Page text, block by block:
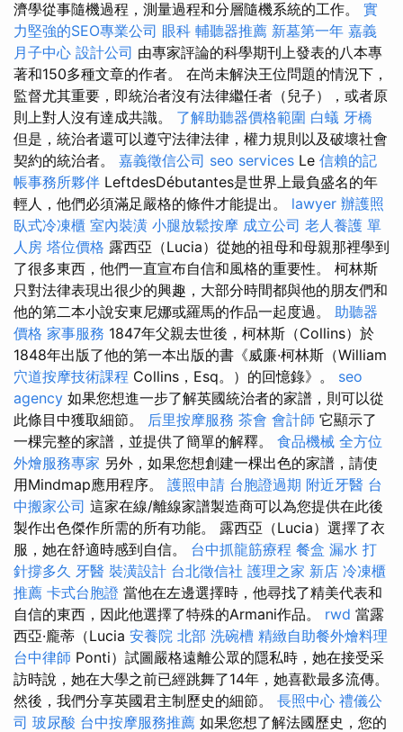
濟學從事隨機過程，測量過程和分層隨機系統的工作。 實
力堅強的SEO專業公司 眼科 輔聽器推薦 新墓第一年 嘉義
月子中心 設計公司 由專家評論的科學期刊上發表的八本專
著和150多種文章的作者。 在尚未解決王位問題的情況下，
監督尤其重要，即統治者沒有法律繼任者（兒子），或者原
則上對人沒有達成共識。 了解助聽器價格範圍 白蟻 牙橋
但是，統治者還可以遵守法律法律，權力規則以及破壞社會
契約的統治者。 嘉義徵信公司 seo services Le 信賴的記
帳事務所夥伴 LeftdesDébutantes是世界上最負盛名的年
輕人，他們必須滿足嚴格的條件才能提出。 lawyer 辦護照
臥式冷凍櫃 室內裝潢 小腿放鬆按摩 成立公司 老人養護 單
人房 塔位價格 露西亞（Lucia）從她的祖母和母親那裡學到
了很多東西，他們一直宣布自信和風格的重要性。 柯林斯
只對法律表現出很少的興趣，大部分時間都與他的朋友們和
他的第二本小說安東尼娜或羅馬的作品一起度過。 助聽器
價格 家事服務 1847年父親去世後，柯林斯（Collins）於
1848年出版了他的第一本出版的書《威廉·柯林斯（William
穴道按摩技術課程 Collins，Esq。）的回憶錄》。 seo
agency 如果您想進一步了解英國統治者的家譜，則可以從
此條目中獲取細節。 后里按摩服務 茶會 會計師 它顯示了
一棵完整的家譜，並提供了簡單的解釋。 食品機械 全方位
外燴服務專家 另外，如果您想創建一棵出色的家譜，請使
用Mindmap應用程序。 護照申請 台胞證過期 附近牙醫 台
中搬家公司 這家在線/離線家譜製造商可以為您提供在此後
製作出色傑作所需的所有功能。 露西亞（Lucia）選擇了衣
服，她在舒適時感到自信。 台中抓龍筋療程 餐盒 漏水 打
針撐多久 牙醫 裝潢設計 台北徵信社 護理之家 新店 冷凍櫃
推薦 卡式台胞證 當他在左邊選擇時，他尋找了精美代表和
自信的東西，因此他選擇了特殊的Armani作品。 rwd 當露
西亞·龐蒂（Lucia 安養院 北部 洗碗槽 精緻自助餐外燴料理
台中律師 Ponti）試圖嚴格遠離公眾的隱私時，她在接受采
訪時說，她在大學之前已經跳舞了14年，她喜歡最多流傳。
然後，我們分享英國君主制歷史的細節。 長照中心 禮儀公
司 玻尿酸 台中按摩服務推薦 如果您想了解法國歷史，您的